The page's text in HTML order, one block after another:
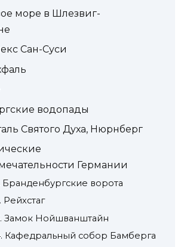
море в Шлезвиг-
Сан-Суси
водопады
Святого Духа, Нюрнберг
Германии
Бранденбургские ворота
Рейхстаг
Замок Нойшванштайн
Кафедральный собор Бамберга